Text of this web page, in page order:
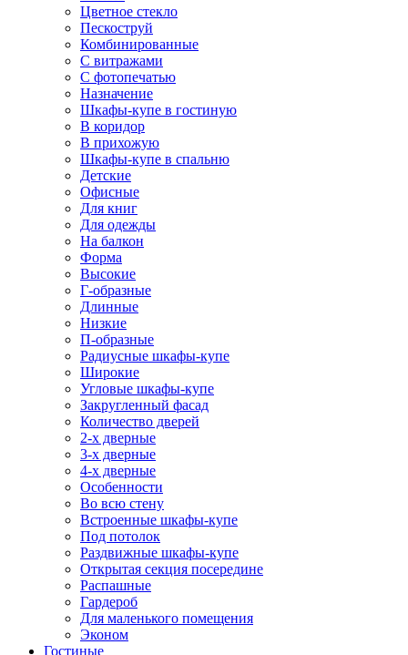
Цветное стекло
Пескоструй
Комбинированные
С витражами
С фотопечатью
Назначение
Шкафы-купе в гостиную
В коридор
В прихожую
Шкафы-купе в спальню
Детские
Офисные
Для книг
Для одежды
На балкон
Форма
Высокие
Г-образные
Длинные
Низкие
П-образные
Радиусные шкафы-купе
Широкие
Угловые шкафы-купе
Закругленный фасад
Количество дверей
2-х дверные
3-х дверные
4-х дверные
Особенности
Во всю стену
Встроенные шкафы-купе
Под потолок
Раздвижные шкафы-купе
Открытая секция посередине
Распашные
Гардероб
Для маленького помещения
Эконом
Гостиные